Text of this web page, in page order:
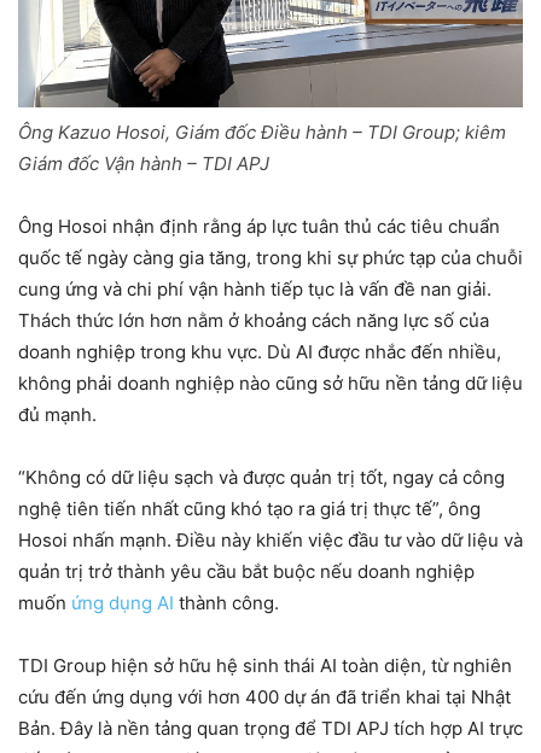
Ông Kazuo Hosoi, Giám đốc Điều hành – TDI Group; kiêm
Giám đốc Vận hành – TDI APJ
Ông Hosoi nhận định rằng áp lực tuân thủ các tiêu chuẩn
quốc tế ngày càng gia tăng, trong khi sự phức tạp của chuỗi
cung ứng và chi phí vận hành tiếp tục là vấn đề nan giải.
Thách thức lớn hơn nằm ở khoảng cách năng lực số của
doanh nghiệp trong khu vực. Dù AI được nhắc đến nhiều,
không phải doanh nghiệp nào cũng sở hữu nền tảng dữ liệu
đủ mạnh.
“Không có dữ liệu sạch và được quản trị tốt, ngay cả công
nghệ tiên tiến nhất cũng khó tạo ra giá trị thực tế”, ông
Hosoi nhấn mạnh. Điều này khiến việc đầu tư vào dữ liệu và
quản trị trở thành yêu cầu bắt buộc nếu doanh nghiệp
muốn ứng dụng AI thành công.
TDI Group hiện sở hữu hệ sinh thái AI toàn diện, từ nghiên
cứu đến ứng dụng với hơn 400 dự án đã triển khai tại Nhật
Bản. Đây là nền tảng quan trọng để TDI APJ tích hợp AI trực